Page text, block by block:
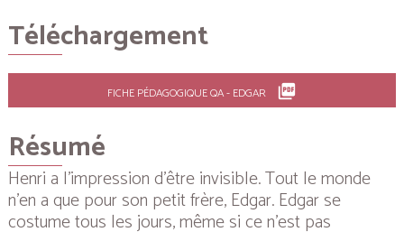
Téléchargement
FICHE PÉDAGOGIQUE QA - EDGAR picture_as_pdf
Résumé
Henri a l’impression d’être invisible. Tout le monde
n’en a que pour son petit frère, Edgar. Edgar se
costume tous les jours, même si ce n’est pas